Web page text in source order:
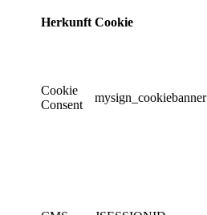
Herkunft Cookie
Cookie
Consent
mysign_cookiebanner